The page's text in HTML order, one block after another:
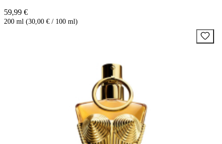
59,99 €
200 ml (30,00 € / 100 ml)